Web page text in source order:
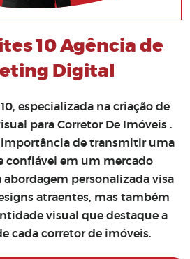
10 Agência de
Digital
especializada nacriação de
para Corretor De Imóveis .
importância de transmitir uma
confiável em um mercado
personalizada visa
atraentes, mas também
visual que destaque a
cada corretor de imóveis.